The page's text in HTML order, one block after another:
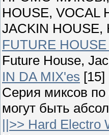
HOUSE, VOCAL
JACKIN HOUSE,
FUTURE
Future House,
IN DA MIX'es [15]
Серия миксов по
могут быть
||>> Hard Electro